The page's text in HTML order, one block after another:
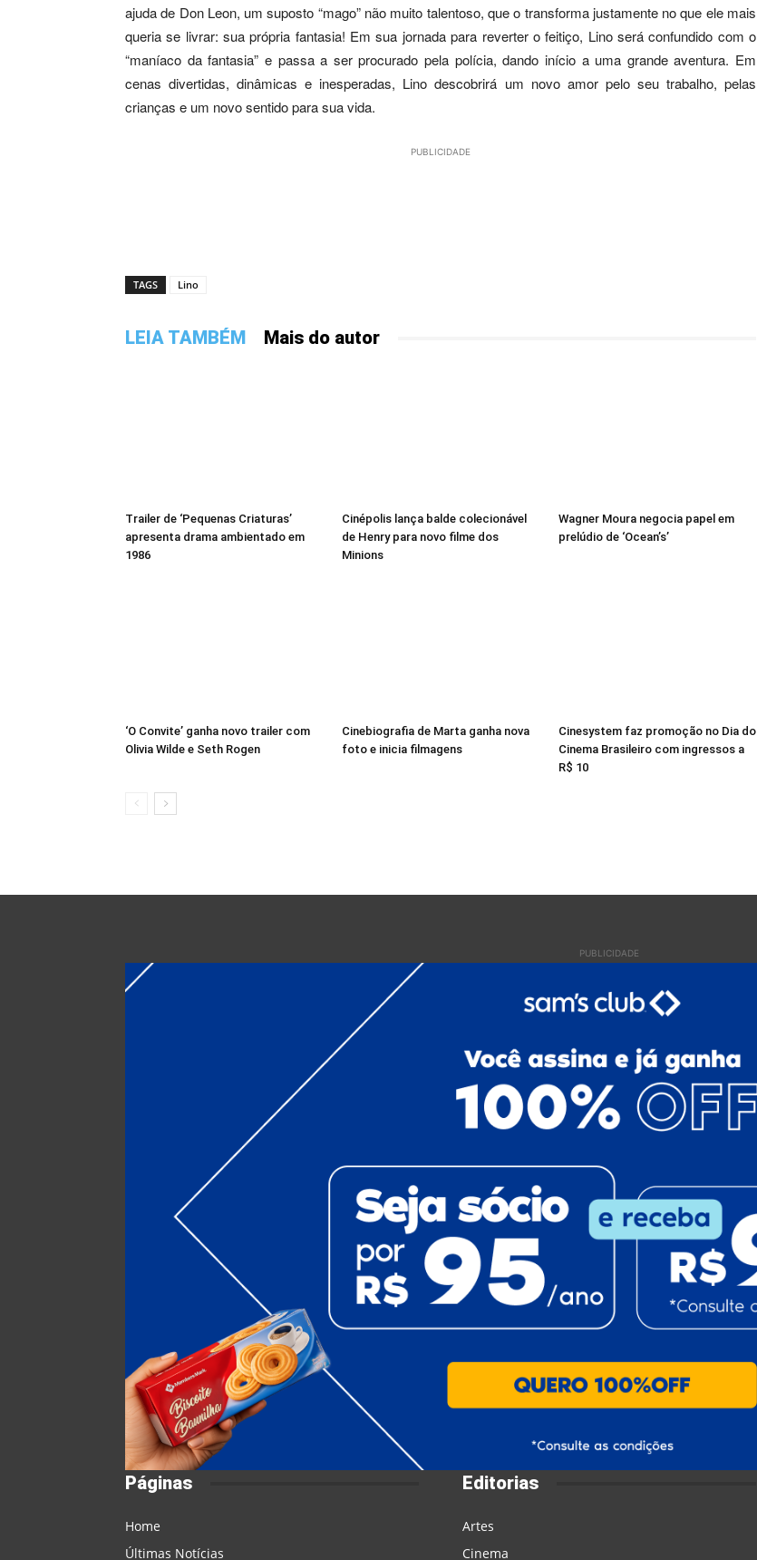
ajuda de Don Leon, um suposto “mago” não muito talentoso, que o transforma justamente no que ele mais
queria se livrar: sua própria fantasia! Em sua jornada para reverter o feitiço, Lino será confundido com o
“maníaco da fantasia” e passa a ser procurado pela polícia, dando início a uma grande aventura. Em
cenas divertidas, dinâmicas e inesperadas, Lino descobrirá um novo amor pelo seu trabalho, pelas
crianças e um novo sentido para sua vida.
PUBLICIDADE
TAGS Lino
LEIA TAMBÉM Mais do autor
Trailer de ‘Pequenas Criaturas’
apresenta drama ambientado em
1986
Cinépolis lança balde colecionável
de Henry para novo filme dos
Minions
Wagner Moura negocia papel em
prelúdio de ‘Ocean’s’
‘O Convite’ ganha novo trailer com
Olivia Wilde e Seth Rogen
Cinebiografia de Marta ganha nova
foto e inicia filmagens
Cinesystem faz promoção no Dia do
Cinema Brasileiro com ingressos a
R$ 10
PUBLICIDADE
Páginas
Home
Últimas Notícias
Editorias
Artes
Cinema